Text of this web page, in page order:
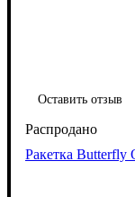
Оставить отзыв
Ракетка